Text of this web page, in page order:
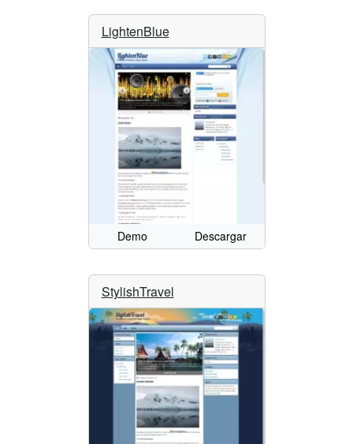
LightenBlue
Demo Descargar
StylishTravel